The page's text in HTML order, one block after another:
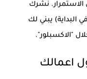
نشرك
البداية) يبني لك
"الاكسبلور".